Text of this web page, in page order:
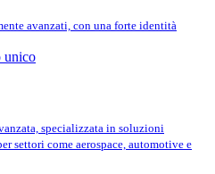
avanzati, con una forte identità
specializzata in soluzioni
settori come aerospace, automotive e